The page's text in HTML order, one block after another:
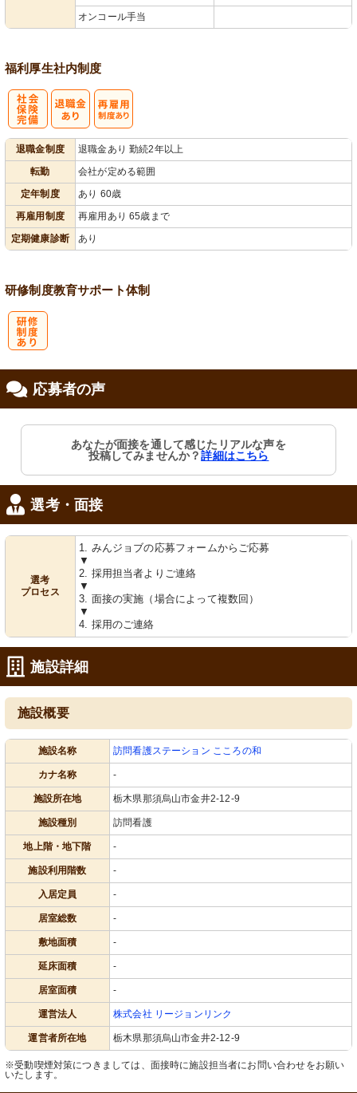
オンコール手当
福利厚生社内制度
退職金制度
退職金あり 勤続2年以上
転勤
会社が定める範囲
定年制度
あり 60歳
再雇用制度
再雇用あり 65歳まで
定期健康診断
あり
研修制度教育サポート体制
応募者の声
あなたが面接を通して感じたリアルな声を
投稿してみませんか？詳細はこちら
選考・面接
選考
プロセス
1. みんジョブの応募フォームからご応募
▼
2. 採用担当者よりご連絡
▼
3. 面接の実施（場合によって複数回）
▼
4. 採用のご連絡
施設詳細
施設概要
施設名称 訪問看護ステーション こころの和
カナ名称 -
施設所在地 栃木県那須烏山市金井2-12-9
施設種別 訪問看護
地上階・地下階 -
施設利用階数 -
入居定員 -
居室総数 -
敷地面積 -
延床面積 -
居室面積 -
運営法人 株式会社 リージョンリンク
運営者所在地 栃木県那須烏山市金井2-12-9
※受動喫煙対策につきましては、面接時に施設担当者にお問い合わせをお願い
いたします。